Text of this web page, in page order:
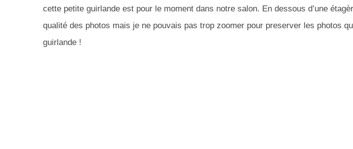
cette petite guirlande est pour le moment dans notre salon. En dessous d’une
qualité des photos mais je ne pouvais pas trop zoomer pour preserver les photos
guirlande !